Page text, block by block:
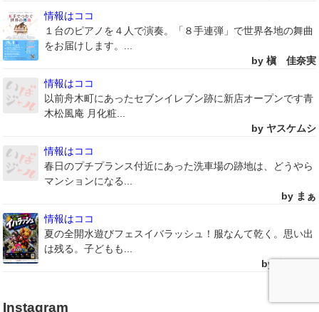
情報はココ
１台のピアノを４人で演奏。「８手連弾」で世界各地の舞曲
をお届けします。...
by 槇 佳奈実
情報はココ
以前舟木町にあったセブンイレブン跡に新店オープンです青
木松風庵 月化粧...
by ヤスケムシ
情報はココ
春日のプチプランス付近にあった洗車場の跡地は、どうやら
マンションになる...
by まぁ
情報はココ
夏の全開水遊びフェスイバラッシュ！服なんて乾く。思い出
は残る。子どもも...
by うえぽん
Instagram